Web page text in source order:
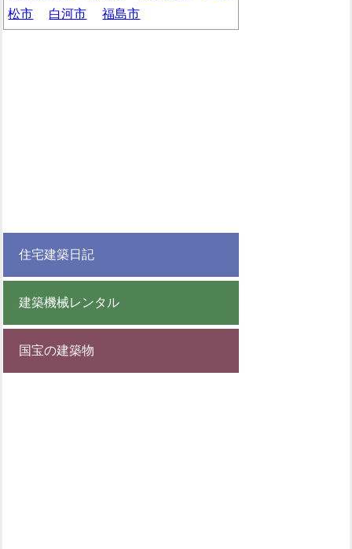
松市
白河市 福島市
住宅建築日記
建築機械レンタル
国宝の建築物